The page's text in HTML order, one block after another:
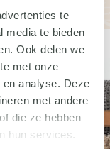
te
media te bieden
Ook delen we
met onze
analyse. Deze
met andere
die ze hebben
hun services.